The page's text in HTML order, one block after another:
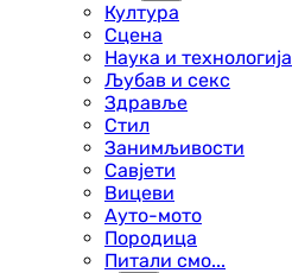
Култура
Сцена
Наука и технологија
Љубав и секс
Здравље
Стил
Занимљивости
Савјети
Вицеви
Ауто-мото
Породица
Питали смо...